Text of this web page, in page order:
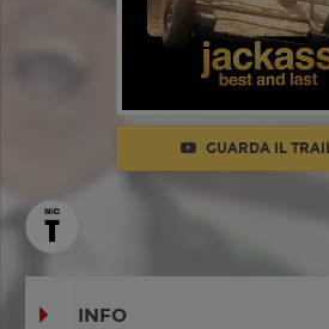
GUARDA IL
INFO